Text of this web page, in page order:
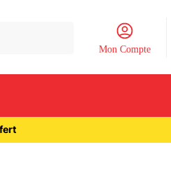
Mon Compte